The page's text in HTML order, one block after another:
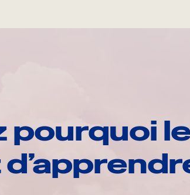
pourquoi